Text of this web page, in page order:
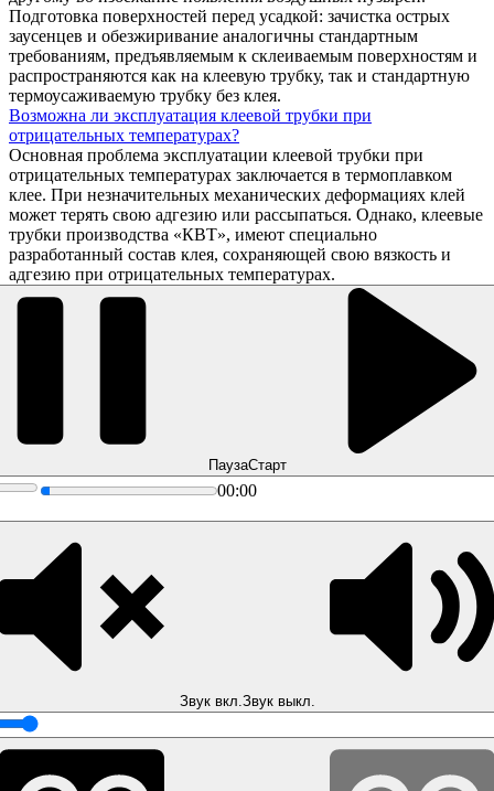
Подготовка поверхностей перед усадкой: зачистка острых
заусенцев и обезжиривание аналогичны стандартным
требованиям, предъявляемым к склеиваемым поверхностям и
распространяются как на клеевую трубку, так и стандартную
термоусаживаемую трубку без клея.
Возможна ли эксплуатация клеевой трубки при
отрицательных температурах?
Основная проблема эксплуатации клеевой трубки при
отрицательных температурах заключается в термоплавком
клее. При незначительных механических деформациях клей
может терять свою адгезию или рассыпаться. Однако, клеевые
трубки производства «КВТ», имеют специально
разработанный состав клея, сохраняющей свою вязкость и
адгезию при отрицательных температурах.
ПаузаСтарт
00:00
Звук вкл.Звук выкл.